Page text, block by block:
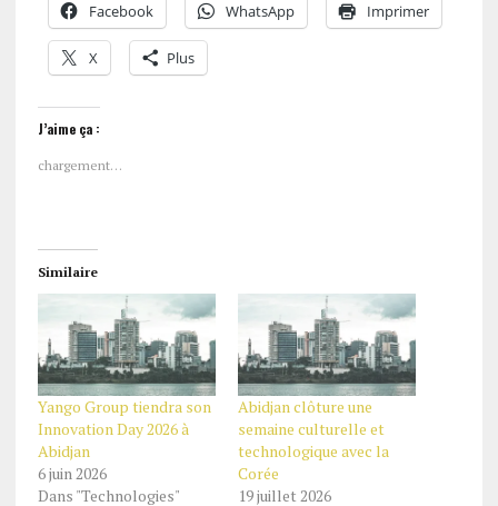
Facebook WhatsApp Imprimer
X Plus
J’aime ça :
chargement…
Similaire
Yango Group tiendra son
Innovation Day 2026 à
Abidjan
6 juin 2026
Dans "Technologies"
Abidjan clôture une
semaine culturelle et
technologique avec la
Corée
19 juillet 2026